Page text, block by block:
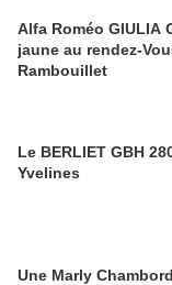
Alfa Roméo GIULIA
jaune au rendez-
Rambouillet
Le BERLIET GBH
Yvelines
Une Marly